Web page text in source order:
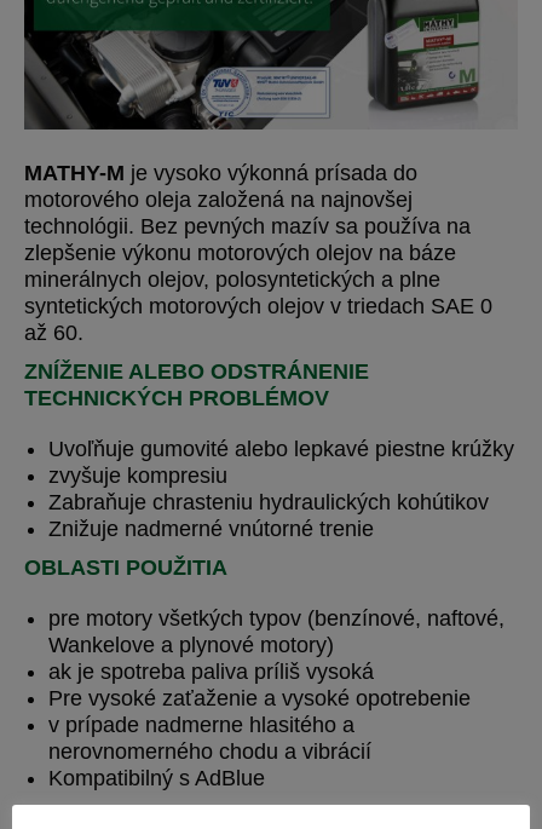
MATHY-M je vysoko výkonná prísada do
motorového oleja založená na najnovšej
technológii. Bez pevných mazív sa používa na
zlepšenie výkonu motorových olejov na báze
minerálnych olejov, polosyntetických a plne
syntetických motorových olejov v triedach SAE 0
až 60.
ZNÍŽENIE ALEBO ODSTRÁNENIE
TECHNICKÝCH PROBLÉMOV
Uvoľňuje gumovité alebo lepkavé piestne krúžky
zvyšuje kompresiu
Zabraňuje chrasteniu hydraulických kohútikov
Znižuje nadmerné vnútorné trenie
OBLASTI POUŽITIA
pre motory všetkých typov (benzínové, naftové,
Wankelove a plynové motory)
ak je spotreba paliva príliš vysoká
Pre vysoké zaťaženie a vysoké opotrebenie
v prípade nadmerne hlasitého a
nerovnomerného chodu a vibrácií
Kompatibilný s AdBlue